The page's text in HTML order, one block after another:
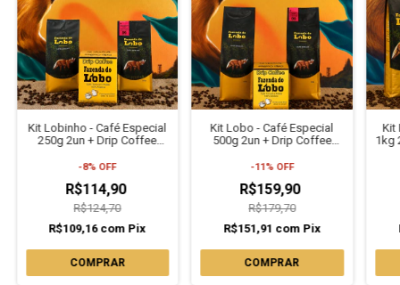
Kit Lobinho - Café Especial
250g 2un + Drip Coffee
Lobo
-8% OFF
R$114,90
R$124,70
R$109,16 com Pix
COMPRAR
Kit Lobo - Café Especial
500g 2un + Drip Coffee
Lobo
-11% OFF
R$159,90
R$179,70
R$151,91 com Pix
COMPRAR
Kit
1kg